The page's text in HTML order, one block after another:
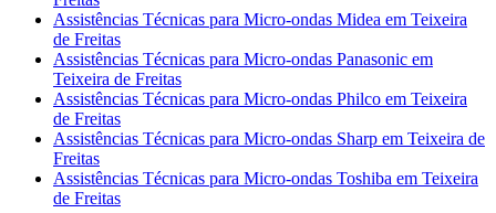
Assistências Técnicas para Micro-ondas Midea em Teixeira
de Freitas
Assistências Técnicas para Micro-ondas Panasonic em
Teixeira de Freitas
Assistências Técnicas para Micro-ondas Philco em Teixeira
de Freitas
Assistências Técnicas para Micro-ondas Sharp em Teixeira de
Freitas
Assistências Técnicas para Micro-ondas Toshiba em Teixeira
de Freitas